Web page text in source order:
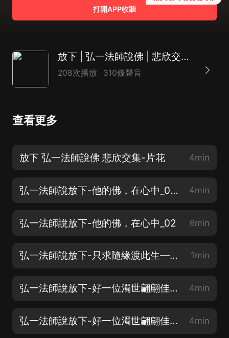
打開APP收聽
放下 | 弘一法師說佛 | 悲欣交集 李叔同人生智慧經典薈萃
208次播放 310條聲音
查看更多
放下 弘一法師說佛 悲欣交集-片花 4min
弘一法師說放下-他的佛，在心中_01（歡迎訂閱） 4min
弘一法師說放下-他的佛，在心中_02 6min
弘一法師說放下-只求隨緣渡此生—弘一大師的佛緣 1min
弘一法師說放下-好一位濁世翩翩佳公子_01（歡迎訂閱） 4min
弘一法師說放下-好一位濁世翩翩佳公子_02（歡迎訂閱） 4min